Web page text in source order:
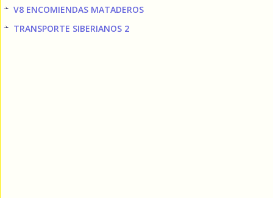
V8 ENCOMIENDAS MATADEROS
TRANSPORTE SIBERIANOS 2